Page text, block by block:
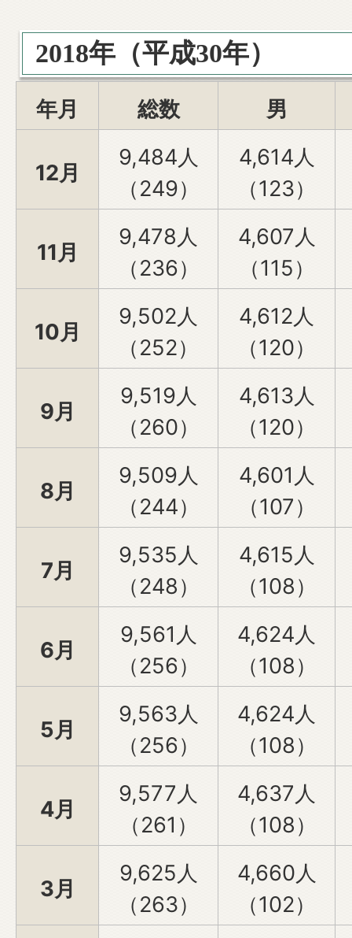
2018年（平成30年）
年月 総数 男
12月
9,484人
（249）
4,614人
（123）
11月
9,478人
（236）
4,607人
（115）
10月
9,502人
（252）
4,612人
（120）
9月
9,519人
（260）
4,613人
（120）
8月
9,509人
（244）
4,601人
（107）
7月
9,535人
（248）
4,615人
（108）
6月
9,561人
（256）
4,624人
（108）
5月
9,563人
（256）
4,624人
（108）
4月
9,577人
（261）
4,637人
（108）
3月
9,625人
（263）
4,660人
（102）